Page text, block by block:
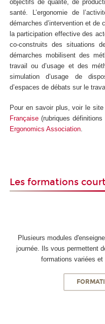
objectifs de qualité, de
santé. L’ergonomie de
démarches d’intervention et
la participation effective des
co-construits des situations
démarches mobilisent des
travail ou d’usage et des
simulation d’usage de
d’espaces de débats sur le
Pour en savoir plus, voir le
Française (rubriques
Ergonomics Association.
Les formations
Plusieurs modules
journée. Ils vous permettent
formations variées et